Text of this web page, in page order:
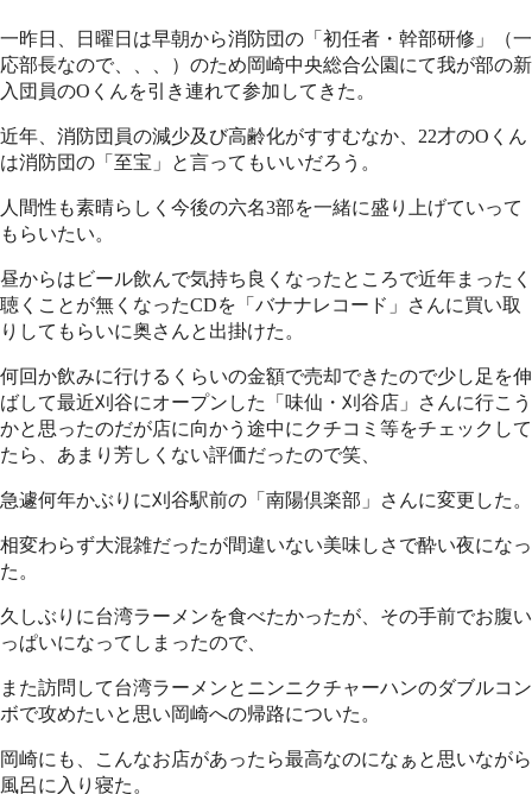
一昨日、日曜日は早朝から消防団の「初任者・幹部研修」（一
応部長なので、、、）のため岡崎中央総合公園にて我が部の新
入団員のOくんを引き連れて参加してきた。
近年、消防団員の減少及び高齢化がすすむなか、22才のOくん
は消防団の「至宝」と言ってもいいだろう。
人間性も素晴らしく今後の六名3部を一緒に盛り上げていって
もらいたい。
昼からはビール飲んで気持ち良くなったところで近年まったく
聴くことが無くなったCDを「バナナレコード」さんに買い取
りしてもらいに奥さんと出掛けた。
何回か飲みに行けるくらいの金額で売却できたので少し足を伸
ばして最近刈谷にオープンした「味仙・刈谷店」さんに行こう
かと思ったのだが店に向かう途中にクチコミ等をチェックして
たら、あまり芳しくない評価だったので笑、
急遽何年かぶりに刈谷駅前の「南陽倶楽部」さんに変更した。
相変わらず大混雑だったが間違いない美味しさで酔い夜になっ
た。
久しぶりに台湾ラーメンを食べたかったが、その手前でお腹い
っぱいになってしまったので、
また訪問して台湾ラーメンとニンニクチャーハンのダブルコン
ボで攻めたいと思い岡崎への帰路についた。
岡崎にも、こんなお店があったら最高なのになぁと思いながら
風呂に入り寝た。